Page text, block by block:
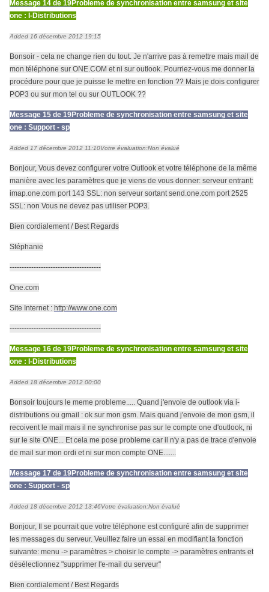
Message 14 de 19Probleme de synchronisation entre samsung et site
one : I-Distributions
Added 16 décembre 2012 19:15
Bonsoir - cela ne change rien du tout. Je n'arrive pas à remettre mais mail de
mon téléphone sur ONE.COM et ni sur outlook. Pourriez-vous me donner la
procédure pour que je puisse le mettre en fonction ?? Mais je dois configurer
POP3 ou sur mon tel ou sur OUTLOOK ??
Message 15 de 19Probleme de synchronisation entre samsung et site
one : Support - sp
Added 17 décembre 2012 11:10Votre évaluation:Non évalué
Bonjour, Vous devez configurer votre Outlook et votre téléphone de la même
manière avec les paramètres que je viens de vous donner: serveur entrant:
imap.one.com port 143 SSL: non serveur sortant send.one.com port 2525
SSL: non Vous ne devez pas utiliser POP3.
Bien cordialement / Best Regards
Stéphanie
--------------------------------------
One.com
Site Internet : http://www.one.com
--------------------------------------
Message 16 de 19Probleme de synchronisation entre samsung et site
one : I-Distributions
Added 18 décembre 2012 00:00
Bonsoir toujours le meme probleme..... Quand j'envoie de outlook via i-
distributions ou gmail : ok sur mon gsm. Mais quand j'envoie de mon gsm, il
recoivent le mail mais il ne synchronise pas sur le compte one d'outlook, ni
sur le site ONE... Et cela me pose probleme car il n'y a pas de trace d'envoie
de mail sur mon ordi et ni sur mon compte ONE.......
Message 17 de 19Probleme de synchronisation entre samsung et site
one : Support - sp
Added 18 décembre 2012 13:46Votre évaluation:Non évalué
Bonjour, Il se pourrait que votre téléphone est configuré afin de supprimer
les messages du serveur. Veuillez faire un essai en modifiant la fonction
suivante: menu -> paramètres > choisir le compte -> paramètres entrants et
désélectionnez "supprimer l'e-mail du serveur"
Bien cordialement / Best Regards